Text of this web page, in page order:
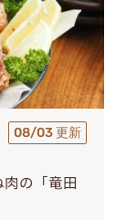
08/03 更新
の「竜田